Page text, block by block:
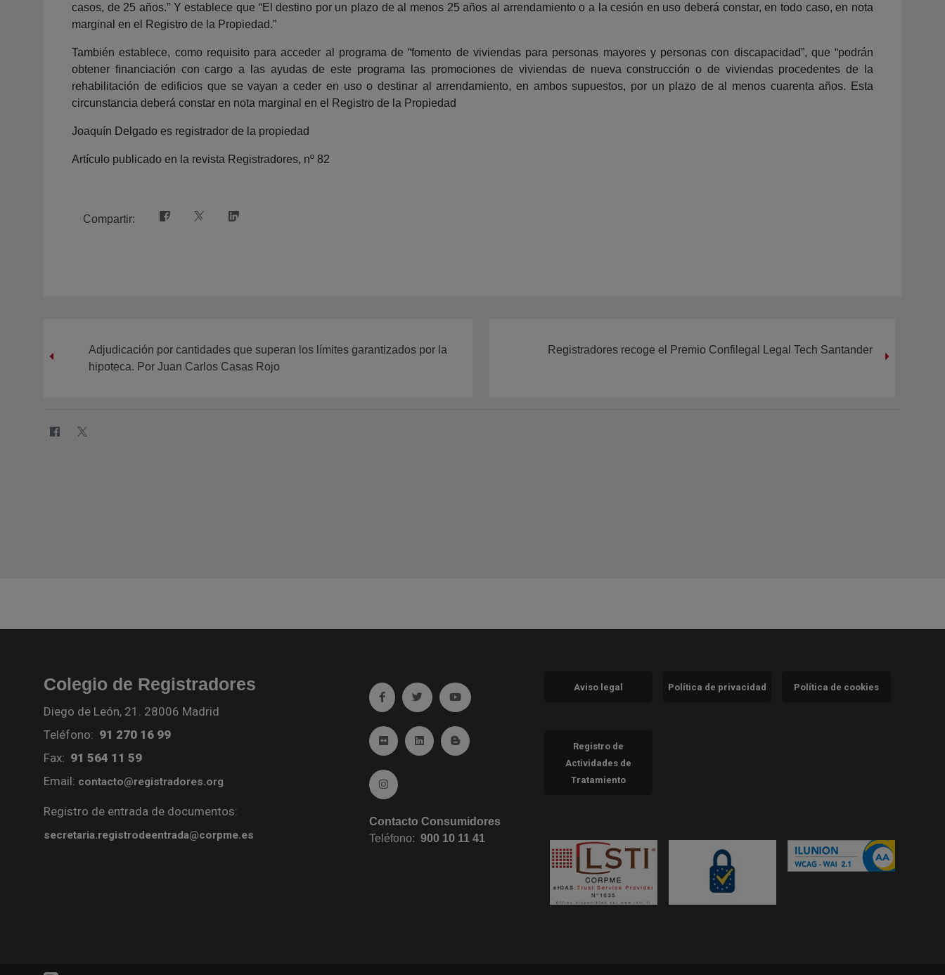
casos, de 25 años.” Y establece que “El destino por un plazo de al menos 25 años al arrendamiento o a la cesión en uso deberá constar, en todo caso, en nota
marginal en el Registro de la Propiedad.”
También establece, como requisito para acceder al programa de “fomento de viviendas para personas mayores y personas con discapacidad”, que “podrán
obtener financiación con cargo a las ayudas de este programa las promociones de viviendas de nueva construcción o de viviendas procedentes de la
rehabilitación de edificios que se vayan a ceder en uso o destinar al arrendamiento, en ambos supuestos, por un plazo de al menos cuarenta años. Esta
circunstancia deberá constar en nota marginal en el Registro de la Propiedad
Joaquín Delgado es registrador de la propiedad
Artículo publicado en la revista Registradores, nº 82
Compartir:
Adjudicación por cantidades que superan los límites garantizados por la
hipoteca. Por Juan Carlos Casas Rojo
Registradores recoge el Premio Confilegal Legal Tech Santander
Colegio de Registradores
Diego de León, 21. 28006 Madrid
Teléfono: 91 270 16 99
Fax: 91 564 11 59
Email: contacto@registradores.org
Registro de entrada de documentos:
secretaria.registrodeentrada@corpme.es
Ir a facebook (abre en ventana nueva)
Ir a twitter (abre en ventana nueva)
Ir a YouTube (abre en ventana nueva)
Ir a Flickr (abre en ventana nueva)
Ir a Linkedin (abre en ventana nueva)
Ir al Blog (abre en ventana nueva)
Ir a Instagram (abre en ventana nueva)
Contacto Consumidores
Teléfono:900 10 11 41
Aviso legal Política de privacidad Política de cookies
Registro de
Actividades de
Tratamiento